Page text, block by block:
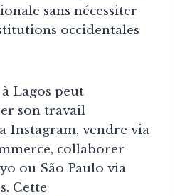
sans nécessiter
occidentales
Lagos peut
son travail
Instagram, vendre via
collaborer
ou São Paulo via
Cette